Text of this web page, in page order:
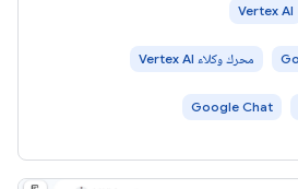
Vertex AI
محرك وكلاء Vertex AI
Google Chat